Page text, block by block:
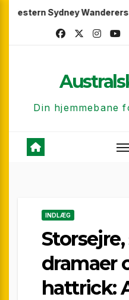
Skip
Sydney Wanderers FC
Din hjemmebane
INDLÆG
dramaer
hattrick: